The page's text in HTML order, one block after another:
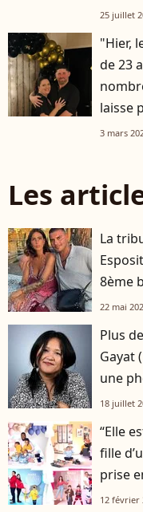
de sa
25 juillet
"Hier,
de 23
laisse
3 mars
Les
La
8ème
22 mai
Plus
Gayat
une
18 juillet
“Elle
fille
prise
12 février